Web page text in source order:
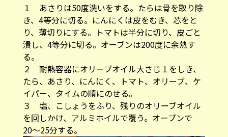
１ あさりは50度洗いをする。たらは骨を取り除
き、4等分に切る。にんにくは皮をむき、芯をと
り、薄切りにする。トマトは半分に切り、皮ごと
潰し、4等分に切る。オーブンは200度に余熱す
る。
２ 耐熱容器にオリーブオイル大さじ１をしき、
たら、あさり、にんにく、トマト、オリーブ、ケ
イパー、タイムの順にのせる。
３ 塩、こしょうをふり、残りのオリーブオイル
を回しかけ、アルミホイルで覆う。オーブンで
20〜25分する。